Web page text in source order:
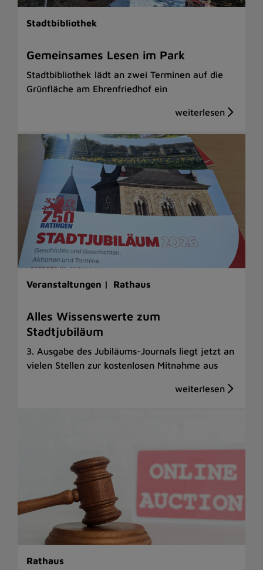
Stadtbibliothek
Gemeinsames Lesen im Park
Stadtbibliothek lädt an zwei Terminen auf die
Grünfläche am Ehrenfriedhof ein
Veranstaltungen | Rathaus
Alles Wissenswerte zum
Stadtjubiläum
3. Ausgabe des Jubiläums-Journals liegt jetzt an
vielen Stellen zur kostenlosen Mitnahme aus
Rathaus